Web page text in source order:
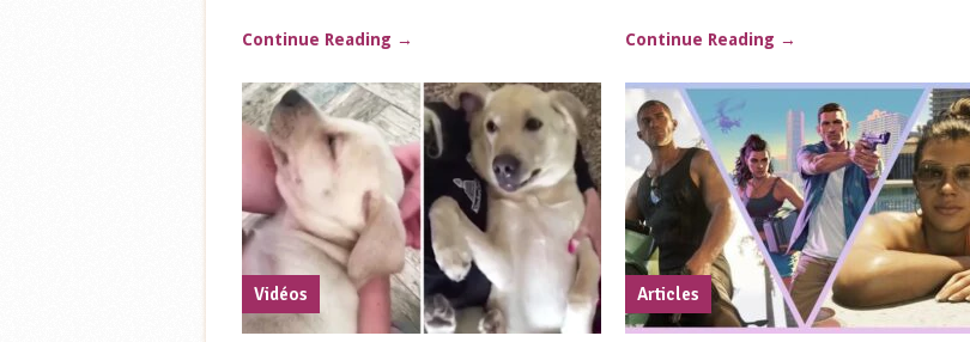
Continue Reading → Continue Reading →
Vidéos Articles